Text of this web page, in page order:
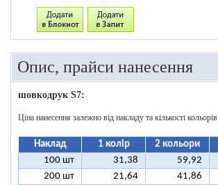
Опис, прайси нанесення
шовкодрук S7:
Ціна нанесення залежно від накладу та кількості кольорів
Наклад 1 колір 2 кольори
100 шт
31,38 59,92
200 шт
21,64 41,86